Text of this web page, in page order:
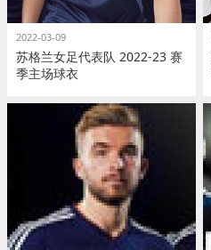
2022-03-09
苏格兰女足代表队 2022-23 赛
季主场球衣